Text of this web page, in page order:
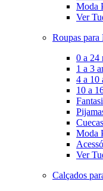
Moda
Ver
Roupas para
0 a 24
1 a 3
4 a 10
10 a
Moda
Ver
Calçados